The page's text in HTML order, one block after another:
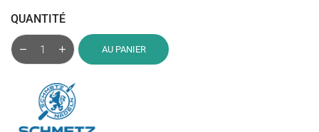
QUANTITÉ
AU PANIER